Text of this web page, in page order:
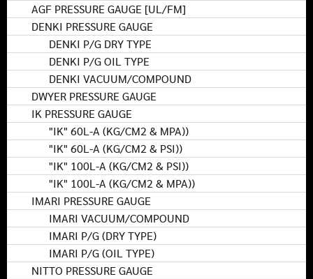
AGF PRESSURE GAUGE [UL/FM]
DENKI PRESSURE GAUGE
DENKI P/G DRY TYPE
DENKI P/G OIL TYPE
DENKI VACUUM/COMPOUND
DWYER PRESSURE GAUGE
IK PRESSURE GAUGE
"IK" 60L-A (KG/CM2 & MPA))
"IK" 60L-A (KG/CM2 & PSI))
"IK" 100L-A (KG/CM2 & PSI))
"IK" 100L-A (KG/CM2 & MPA))
IMARI PRESSURE GAUGE
IMARI VACUUM/COMPOUND
IMARI P/G (DRY TYPE)
IMARI P/G (OIL TYPE)
NITTO PRESSURE GAUGE